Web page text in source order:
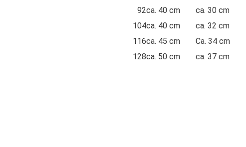
92ca. 40 cm ca. 30 cm
104ca. 40 cm ca. 32 cm
116ca. 45 cm Ca. 34 cm
128ca. 50 cm ca. 37 cm